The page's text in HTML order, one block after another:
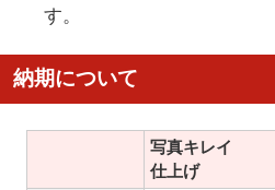
す。
納期について
写真キレイ
仕上げ